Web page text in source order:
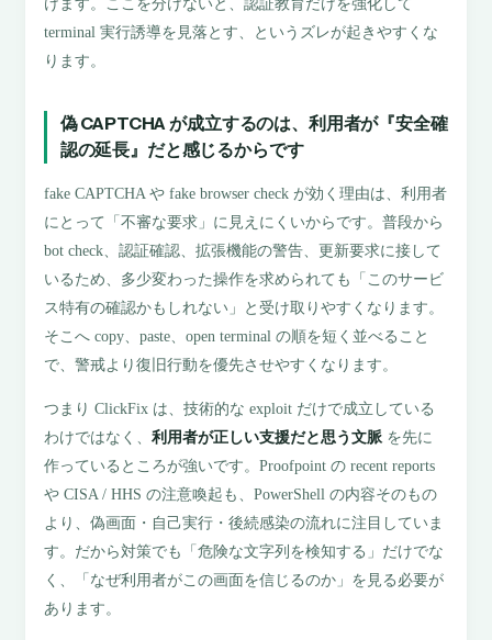
けます。ここを分けないと、認証教育だけを強化して
terminal 実行誘導を見落とす、というズレが起きやすくな
ります。
偽 CAPTCHA が成立するのは、利用者が『安全確
認の延長』だと感じるからです
fake CAPTCHA や fake browser check が効く理由は、利用者
にとって「不審な要求」に見えにくいからです。普段から
bot check、認証確認、拡張機能の警告、更新要求に接して
いるため、多少変わった操作を求められても「このサービ
ス特有の確認かもしれない」と受け取りやすくなります。
そこへ copy、paste、open terminal の順を短く並べること
で、警戒より復旧行動を優先させやすくなります。
つまり ClickFix は、技術的な exploit だけで成立している
わけではなく、利用者が正しい支援だと思う文脈を先に
作っているところが強いです。Proofpoint の recent reports
や CISA / HHS の注意喚起も、PowerShell の内容そのもの
より、偽画面・自己実行・後続感染の流れに注目していま
す。だから対策でも「危険な文字列を検知する」だけでな
く、「なぜ利用者がこの画面を信じるのか」を見る必要が
あります。